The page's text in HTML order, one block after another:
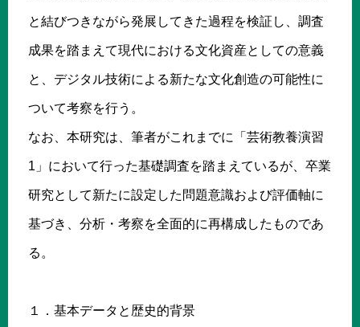
と結びつきながら発展してきた過程を検証し、調査
成果を踏まえて現代における文化資産としての意義
と、デジタル技術による新たな文化創造の可能性に
ついて考察を行う。
なお、本研究は、筆者がこれまでに「芸術教養演習
1」において行った基礎調査を踏まえているが、卒業
研究として新たに設定した問題意識および評価軸に
基づき、分析・考察を全面的に再構成したものであ
る。
１．基本データと歴史的背景